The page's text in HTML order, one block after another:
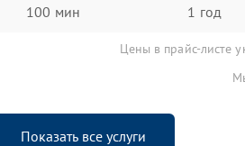
100 мин 1 год
Цены в прайс-листе
Показать все услуги